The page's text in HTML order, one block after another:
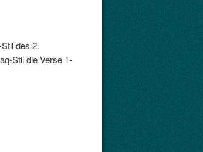
des 2.
Stil die Verse 1-